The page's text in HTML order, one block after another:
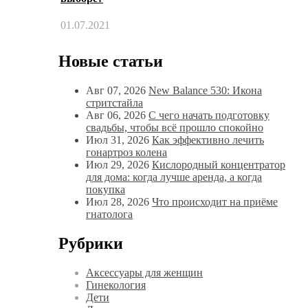
01.07.2021
Новые статьи
Авг 07, 2026 New Balance 530: Икона
стритстайла
Авг 06, 2026 С чего начать подготовку
свадьбы, чтобы всё прошло спокойно
Июл 31, 2026 Как эффективно лечить
гонартроз колена
Июл 29, 2026 Кислородный концентратор
для дома: когда лучше аренда, а когда
покупка
Июл 28, 2026 Что происходит на приёме
гнатолога
Рубрики
Аксессуары для женщин
Гинекология
Дети